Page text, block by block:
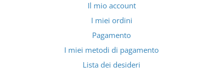
Il mio account
I miei ordini
Pagamento
I miei metodi di pagamento
Lista dei desideri